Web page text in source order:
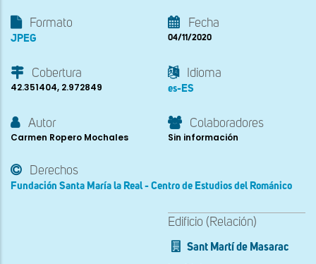
Formato
JPEG
Fecha
04/11/2020
Cobertura
42.351404, 2.972849
Idioma
es-ES
Autor
Carmen Ropero Mochales
Colaboradores
Sin información
Derechos
Fundación Santa María la Real - Centro de Estudios del Románico
Edificio (Relación)
Sant Martí de Masarac